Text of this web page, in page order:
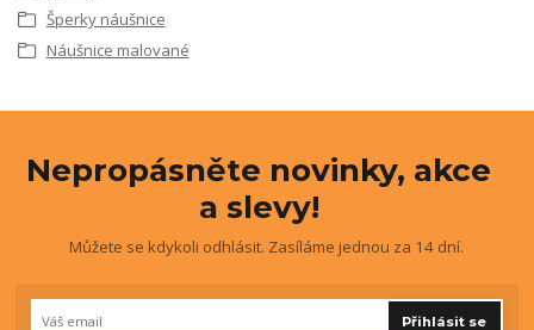
Šperky náušnice
Náušnice malované
Nepropásněte novinky, akce
a slevy!
Můžete se kdykoli odhlásit. Zasíláme jednou za 14 dní.
Přihlásit se